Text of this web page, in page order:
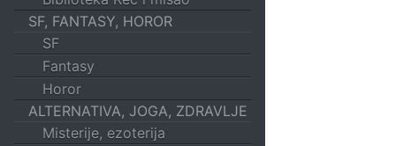
SF, FANTASY, HOROR
SF
Fantasy
Horor
ALTERNATIVA, JOGA, ZDRAVLJE
Misterije, ezoterija